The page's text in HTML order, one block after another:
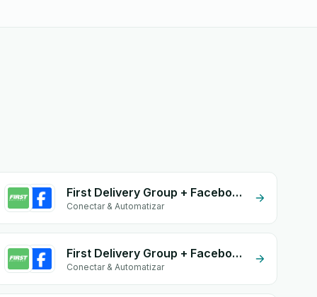
First Delivery Group + Facebook Commerce
Conectar & Automatizar
First Delivery Group + Facebook Conversion API (CAPI)
Conectar & Automatizar